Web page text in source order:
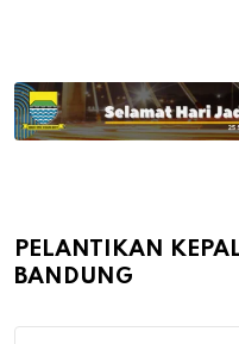
PELANTIKAN
BANDUNG